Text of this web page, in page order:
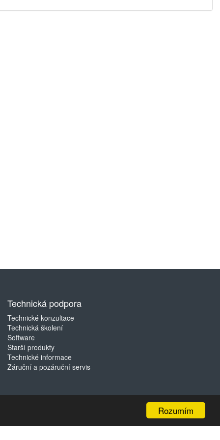
Rozumím
Technická podpora
Technické konzultace
Technická školení
Software
Starší produkty
Technické informace
Záruční a pozáruční servis